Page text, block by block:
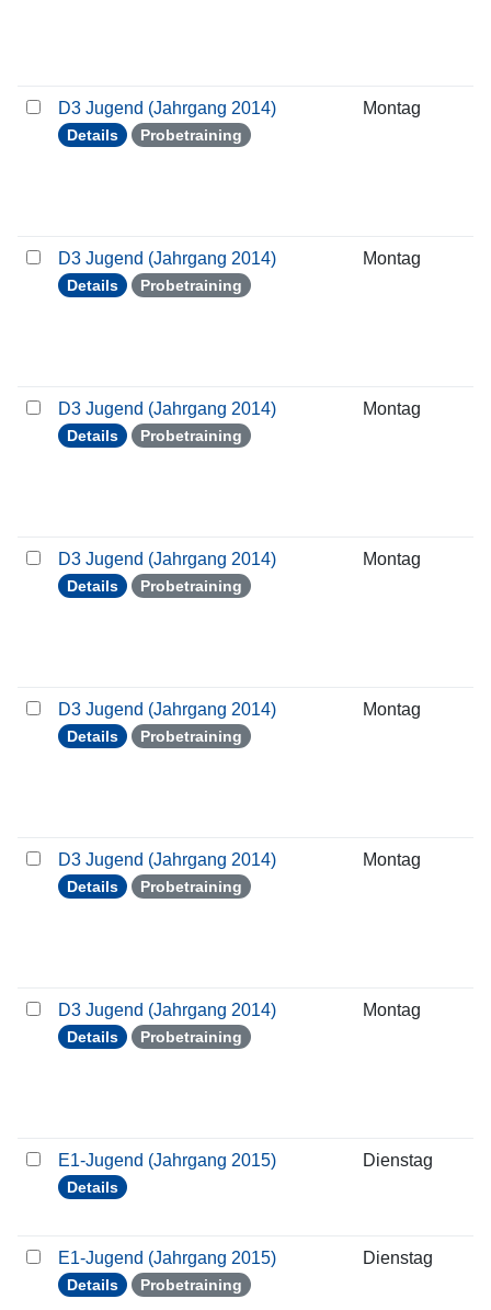
D3 Jugend (Jahrgang 2014)
Details Probetraining
Montag
D3 Jugend (Jahrgang 2014)
Details Probetraining
Montag
D3 Jugend (Jahrgang 2014)
Details Probetraining
Montag
D3 Jugend (Jahrgang 2014)
Details Probetraining
Montag
D3 Jugend (Jahrgang 2014)
Details Probetraining
Montag
D3 Jugend (Jahrgang 2014)
Details Probetraining
Montag
D3 Jugend (Jahrgang 2014)
Details Probetraining
Montag
E1-Jugend (Jahrgang 2015)
Details
Dienstag
E1-Jugend (Jahrgang 2015)
Details Probetraining
Dienstag